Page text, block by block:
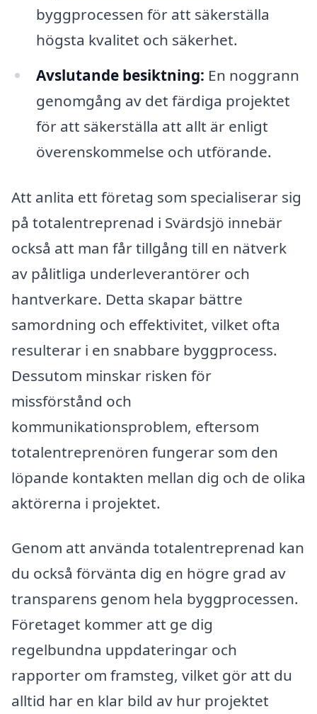
byggprocessen för att säkerställa
högsta kvalitet och säkerhet.
Avslutande besiktning: En noggrann
genomgång av det färdiga projektet
för att säkerställa att allt är enligt
överenskommelse och utförande.
Att anlita ett företag som specialiserar sig
på totalentreprenad i Svärdsjö innebär
också att man får tillgång till en nätverk
av pålitliga underleverantörer och
hantverkare. Detta skapar bättre
samordning och effektivitet, vilket ofta
resulterar i en snabbare byggprocess.
Dessutom minskar risken för
missförstånd och
kommunikationsproblem, eftersom
totalentreprenören fungerar som den
löpande kontakten mellan dig och de olika
aktörerna i projektet.
Genom att använda totalentreprenad kan
du också förvänta dig en högre grad av
transparens genom hela byggprocessen.
Företaget kommer att ge dig
regelbundna uppdateringar och
rapporter om framsteg, vilket gör att du
alltid har en klar bild av hur projektet